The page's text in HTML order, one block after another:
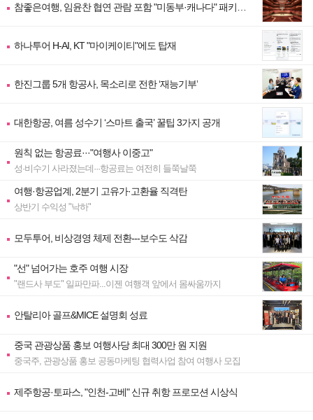
참좋은여행, 임윤찬 협연 관람 포함 "미동부·캐나다" 패키지
하나투어 H-AI, KT "마이케이티"에도 탑재
한진그룹 5개 항공사, 목소리로 전한 ‘재능기부’
대한항공, 여름 성수기 ‘스마트 출국’ 꿀팁 3가지 공개
원칙 없는 항공료···"여행사 이중고"
성·비수기 사라졌는데···항공료는 여전히 들쭉날쭉
여행·항공업계, 2분기 고유가·고환율 직격탄
상반기 수익성 "낙하"
모두투어, 비상경영 체제 전환---보수도 삭감
"선" 넘어가는 호주 여행 시장
"랜드사 부도" 일파만파...이젠 여행객 앞에서 몸싸움까지
안탈리아 골프&MICE 설명회 성료
중국 관광상품 홍보 여행사당 최대 300만 원 지원
중국주, 관광상품 홍보 공동마케팅 협력사업 참여 여행사 모집
제주항공·토파스, "인천-고베" 신규 취항 프로모션 시상식